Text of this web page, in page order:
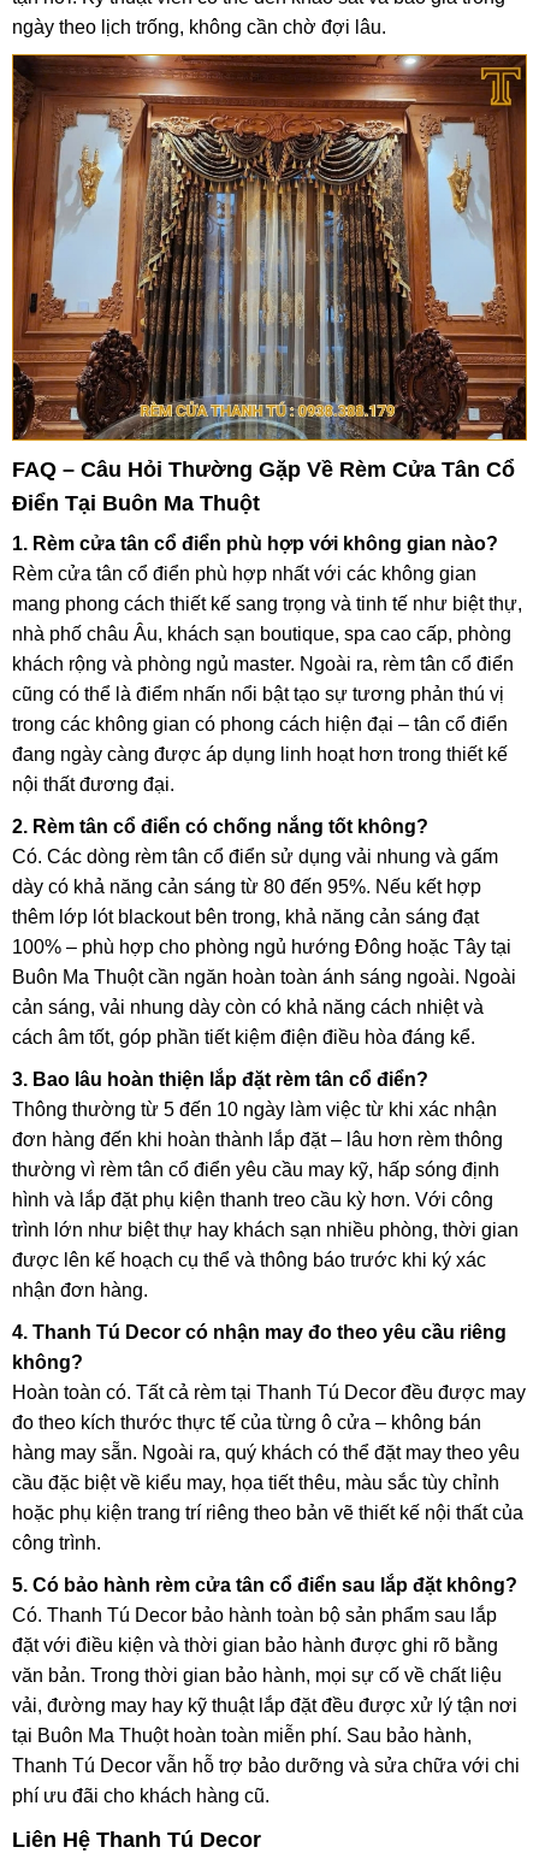
ngày theo lịch trống, không cần chờ đợi lâu.
FAQ – Câu Hỏi Thường Gặp Về Rèm Cửa Tân Cổ
Điển Tại Buôn Ma Thuột
1. Rèm cửa tân cổ điển phù hợp với không gian nào?
Rèm cửa tân cổ điển phù hợp nhất với các không gian
mang phong cách thiết kế sang trọng và tinh tế như biệt thự,
nhà phố châu Âu, khách sạn boutique, spa cao cấp, phòng
khách rộng và phòng ngủ master. Ngoài ra, rèm tân cổ điển
cũng có thể là điểm nhấn nổi bật tạo sự tương phản thú vị
trong các không gian có phong cách hiện đại – tân cổ điển
đang ngày càng được áp dụng linh hoạt hơn trong thiết kế
nội thất đương đại.
2. Rèm tân cổ điển có chống nắng tốt không?
Có. Các dòng rèm tân cổ điển sử dụng vải nhung và gấm
dày có khả năng cản sáng từ 80 đến 95%. Nếu kết hợp
thêm lớp lót blackout bên trong, khả năng cản sáng đạt
100% – phù hợp cho phòng ngủ hướng Đông hoặc Tây tại
Buôn Ma Thuột cần ngăn hoàn toàn ánh sáng ngoài. Ngoài
cản sáng, vải nhung dày còn có khả năng cách nhiệt và
cách âm tốt, góp phần tiết kiệm điện điều hòa đáng kể.
3. Bao lâu hoàn thiện lắp đặt rèm tân cổ điển?
Thông thường từ 5 đến 10 ngày làm việc từ khi xác nhận
đơn hàng đến khi hoàn thành lắp đặt – lâu hơn rèm thông
thường vì rèm tân cổ điển yêu cầu may kỹ, hấp sóng định
hình và lắp đặt phụ kiện thanh treo cầu kỳ hơn. Với công
trình lớn như biệt thự hay khách sạn nhiều phòng, thời gian
được lên kế hoạch cụ thể và thông báo trước khi ký xác
nhận đơn hàng.
4. Thanh Tú Decor có nhận may đo theo yêu cầu riêng
không?
Hoàn toàn có. Tất cả rèm tại Thanh Tú Decor đều được may
đo theo kích thước thực tế của từng ô cửa – không bán
hàng may sẵn. Ngoài ra, quý khách có thể đặt may theo yêu
cầu đặc biệt về kiểu may, họa tiết thêu, màu sắc tùy chỉnh
hoặc phụ kiện trang trí riêng theo bản vẽ thiết kế nội thất của
công trình.
5. Có bảo hành rèm cửa tân cổ điển sau lắp đặt không?
Có. Thanh Tú Decor bảo hành toàn bộ sản phẩm sau lắp
đặt với điều kiện và thời gian bảo hành được ghi rõ bằng
văn bản. Trong thời gian bảo hành, mọi sự cố về chất liệu
vải, đường may hay kỹ thuật lắp đặt đều được xử lý tận nơi
tại Buôn Ma Thuột hoàn toàn miễn phí. Sau bảo hành,
Thanh Tú Decor vẫn hỗ trợ bảo dưỡng và sửa chữa với chi
phí ưu đãi cho khách hàng cũ.
Liên Hệ Thanh Tú Decor